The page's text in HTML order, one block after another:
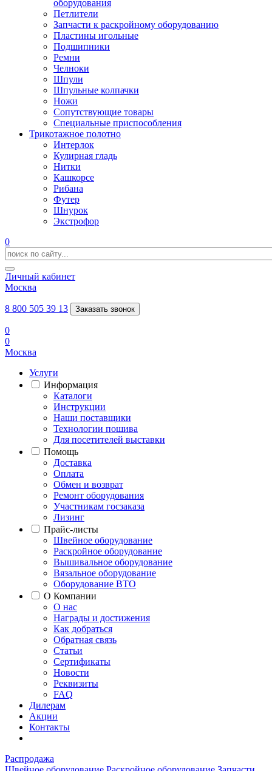
оборудования
Петлители
Запчасти к раскройному оборудованию
Пластины игольные
Подшипники
Ремни
Челноки
Шпули
Шпульные колпачки
Ножи
Сопутствующие товары
Специальные приспособления
Трикотажное полотно
Интерлок
Кулирная гладь
Нитки
Кашкорсе
Рибана
Футер
Шнурок
Экстрофор
0
Личный кабинет
Москва
8 800 505 39 13 Заказать звонок
0
0
Москва
Услуги
Информация
Каталоги
Инструкции
Наши поставщики
Технологии пошива
Для посетителей выставки
Помощь
Доставка
Оплата
Обмен и возврат
Ремонт оборудования
Участникам госзаказа
Лизинг
Прайс-листы
Швейное оборудование
Раскройное оборудование
Вышивальное оборудование
Вязальное оборудование
Оборудование ВТО
О Компании
О нас
Награды и достижения
Как добраться
Обратная связь
Статьи
Сертификаты
Новости
Реквизиты
FAQ
Дилерам
Акции
Контакты
Распродажа